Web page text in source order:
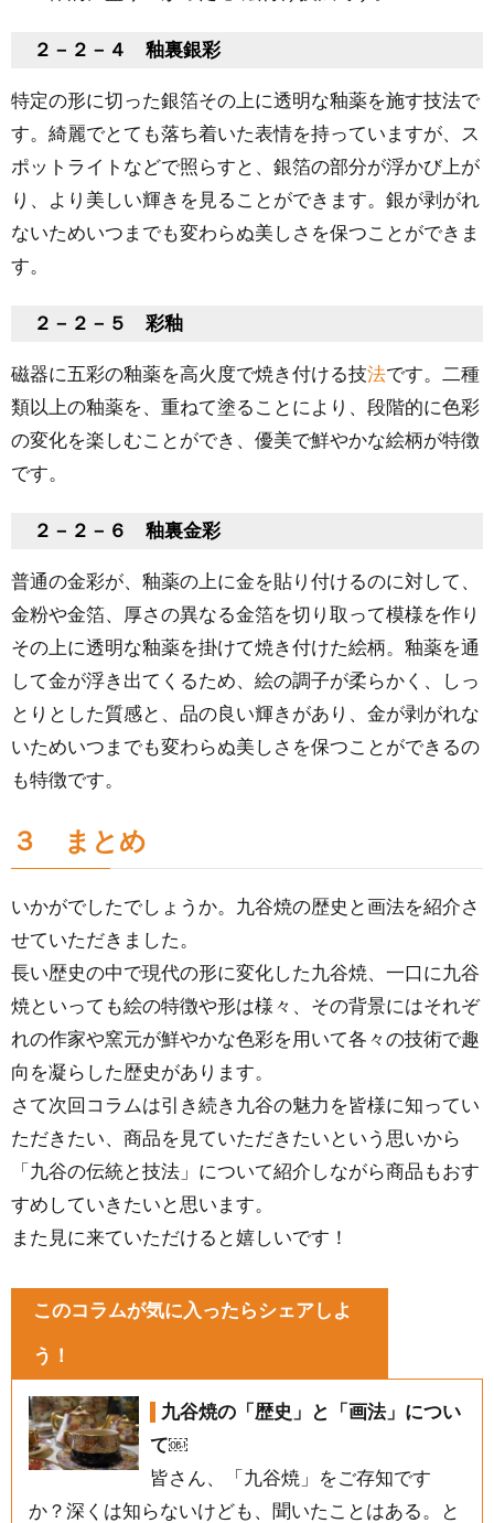
２－２－４ 釉裏銀彩
特定の形に切った銀箔その上に透明な釉薬を施す技法で
す。綺麗でとても落ち着いた表情を持っていますが、ス
ポットライトなどで照らすと、銀箔の部分が浮かび上が
り、より美しい輝きを見ることができます。銀が剥がれ
ないためいつまでも変わらぬ美しさを保つことができま
す。
２－２－５ 彩釉
磁器に五彩の釉薬を高火度で焼き付ける技法です。二種
類以上の釉薬を、重ねて塗ることにより、段階的に色彩
の変化を楽しむことができ、優美で鮮やかな絵柄が特徴
です。
２－２－６ 釉裏金彩
普通の金彩が、釉薬の上に金を貼り付けるのに対して、
金粉や金箔、厚さの異なる金箔を切り取って模様を作り
その上に透明な釉薬を掛けて焼き付けた絵柄。釉薬を通
して金が浮き出てくるため、絵の調子が柔らかく、しっ
とりとした質感と、品の良い輝きがあり、金が剥がれな
いためいつまでも変わらぬ美しさを保つことができるの
も特徴です。
３ まとめ
いかがでしたでしょうか。九谷焼の歴史と画法を紹介さ
せていただきました。
長い歴史の中で現代の形に変化した九谷焼、一口に九谷
焼といっても絵の特徴や形は様々、その背景にはそれぞ
れの作家や窯元が鮮やかな色彩を用いて各々の技術で趣
向を凝らした歴史があります。
さて次回コラムは引き続き九谷の魅力を皆様に知ってい
ただきたい、商品を見ていただきたいという思いから
「九谷の伝統と技法」について紹介しながら商品もおす
すめしていきたいと思います。
また見に来ていただけると嬉しいです！
このコラムが気に入ったらシェアしよ
う！
九谷焼の「歴史」と「画法」につい
て￼
皆さん、「九谷焼」をご存知です
か？深くは知らないけども、聞いたことはある。と